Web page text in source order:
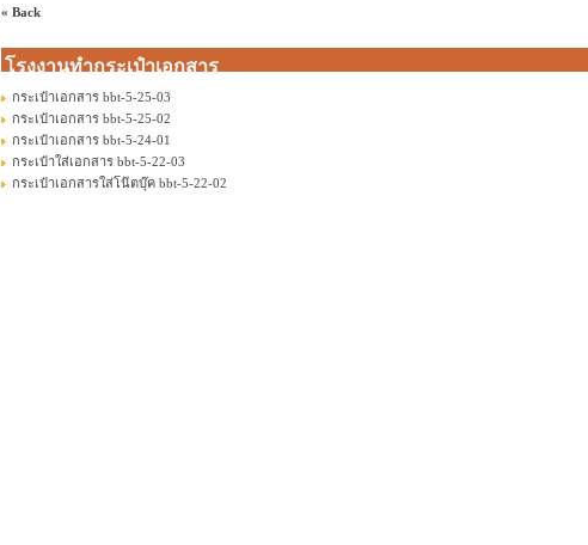
« Back
โรงงานทำกระเป๋าเอกสาร
กระเป๋าเอกสาร bbt-5-25-03
กระเป๋าเอกสาร bbt-5-25-02
กระเป๋าเอกสาร bbt-5-24-01
กระเป๋าใส่เอกสาร bbt-5-22-03
กระเป๋าเอกสารใส่โน๊ตบุ๊ค bbt-5-22-02